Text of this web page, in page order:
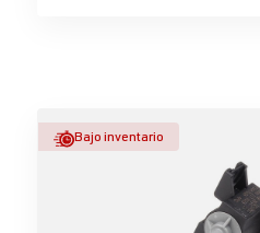
Bajo inventario